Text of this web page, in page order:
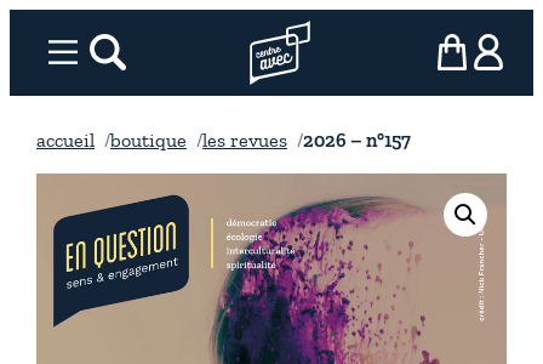
Menurechercher Page d’accueil l’association
mon panier
ma
accueil boutique les revues 2026 – n°157